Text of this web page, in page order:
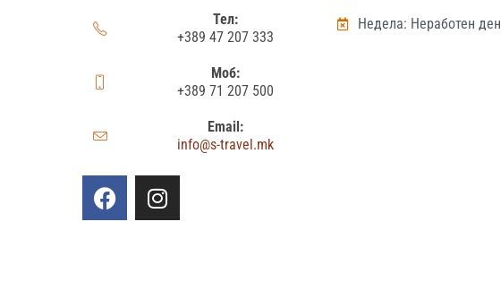
Тел:
+389 47 207 333
Моб:
+389 71 207 500
Email:
info@s-travel.mk
Недела: Неработен ден